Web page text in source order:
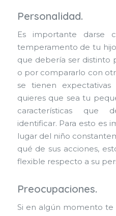
Personalidad.
Es importante darse
temperamento de tu
que debería ser distinto
o por compararlo con
se tienen
quieres que sea tu
características que
identificar. Para esto es
lugar del niño
qué de sus acciones,
flexible respecto a su
Preocupaciones.
Si en algún momento